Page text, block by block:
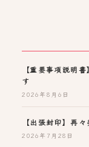
【重要事項説明
す
2026年8月6日
【出張封印】再
2026年7月28日